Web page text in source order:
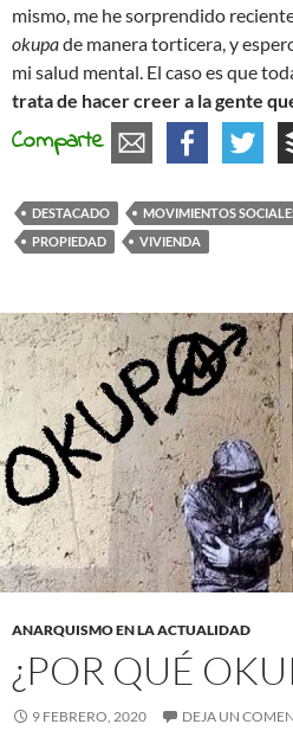
mismo, me he sorprendido
okupade manera torticera, y
mi salud mental. El caso es que
trata de hacer creer a la gente
Comparte
DESTACADO MOVIMIENTOS
PROPIEDAD
VIVIENDA
ANARQUISMO EN LA ACTUALIDAD
¿POR QUÉ
9 FEBRERO, 2020 DEJA UN